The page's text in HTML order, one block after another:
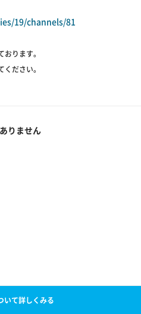
19/channels/81
ります。
ださい。
りません
いて詳しくみる